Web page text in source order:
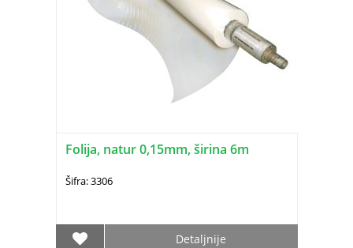
Folija, natur 0,15mm, širina 6m
Šifra: 3306
Detaljnije